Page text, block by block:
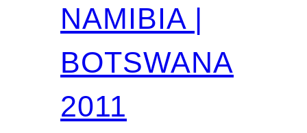
NAMIBIA |
BOTSWANA
2011